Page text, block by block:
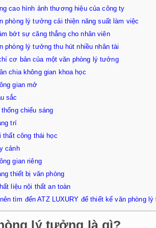
cao hình ảnh thương hiệu của công ty
phòng lý tưởng cải thiện năng suất làm việc
bớt sự căng thẳng cho nhân viên
phòng lý tưởng thu hút nhiều nhân tài
cơ bản của một văn phòng lý tưởng
chia không gian khoa học
gian mở
sắc
thống chiếu sáng
trí
thất công thái học
cảnh
gian riêng
thiết bị văn phòng
liệu nội thất an toàn
tìm đến ATZ LUXURY để thiết kế văn phòng
lý tưởng là gì?